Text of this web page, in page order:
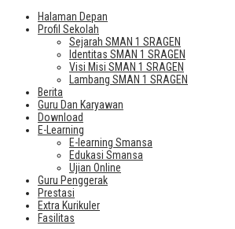
Halaman Depan
Profil Sekolah
Sejarah SMAN 1 SRAGEN
Identitas SMAN 1 SRAGEN
Visi Misi SMAN 1 SRAGEN
Lambang SMAN 1 SRAGEN
Berita
Guru Dan Karyawan
Download
E-Learning
E-learning Smansa
Edukasi Smansa
Ujian Online
Guru Penggerak
Prestasi
Extra Kurikuler
Fasilitas